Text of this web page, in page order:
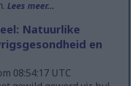
Lees meer...
Natuurlike
en
08:54:17 UTC